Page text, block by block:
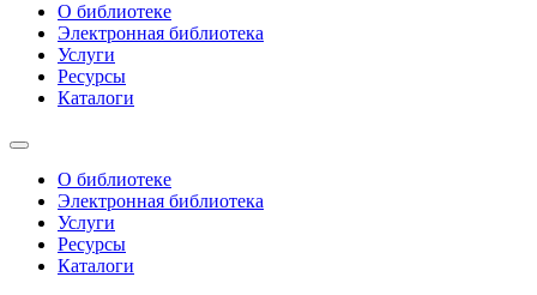
О библиотеке
Электронная библиотека
Услуги
Ресурсы
Каталоги
О библиотеке
Электронная библиотека
Услуги
Ресурсы
Каталоги